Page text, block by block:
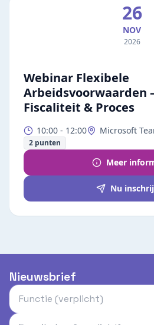
26
NOV
2026
Webinar Flexibele
Arbeidsvoorwaarden
Fiscaliteit & Proces
10:00 - 12:00 Microsoft
2 punten
Meer
Nu
Nieuwsbrief